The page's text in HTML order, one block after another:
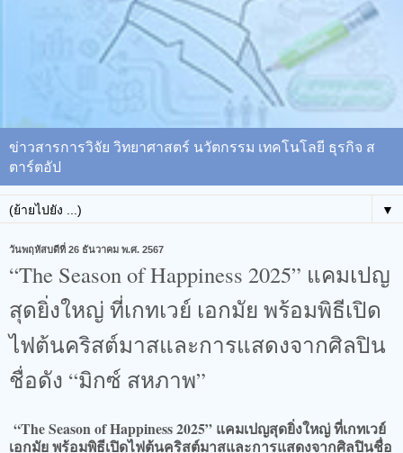
ข่าวสารการวิจัย วิทยาศาสตร์ นวัตกรรม เทคโนโลยี ธุรกิจ ส
ตาร์ตอัป
▼
วันพฤหัสบดีที่ 26 ธันวาคม พ.ศ. 2567
“The Season of Happiness 2025” แคมเปญ
สุดยิ่งใหญ่ ที่เกทเวย์ เอกมัย พร้อมพิธีเปิด
ไฟต้นคริสต์มาสและการแสดงจากศิลปิน
ชื่อดัง “มิกซ์ สหภาพ”
“The Season of Happiness 2025” แคมเปญสุดยิ่งใหญ่ ที่เกทเวย์
เอกมัย พร้อมพิธีเปิดไฟต้นคริสต์มาสและการแสดงจากศิลปินชื่อ